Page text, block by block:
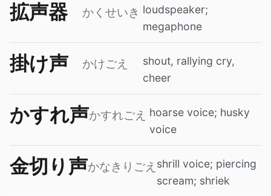
拡声器 かくせいき loudspeaker;
megaphone
掛け声 かけごえ
shout, rallying cry,
cheer
かすれ声かすれごえ hoarse voice; husky
voice
金切り声かなきりごえ shrill voice; piercing
scream; shriek